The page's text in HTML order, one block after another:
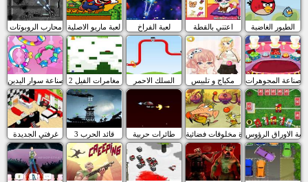
محارب الروبوتات لعبة ماريو الاصلية لعبة الفراخ اعتني بالقطة الطيور الغاضبة
صناعة سوار اليدين مغامرات الفيل 2 السلك الاحمر مكياج و تلبيس صناعة المجوهرات
غرفتي الجديدة قائد الحرب 3 طائرات حربية كرة مخلوقات فضائيةلعبة الاوراق الرؤوس